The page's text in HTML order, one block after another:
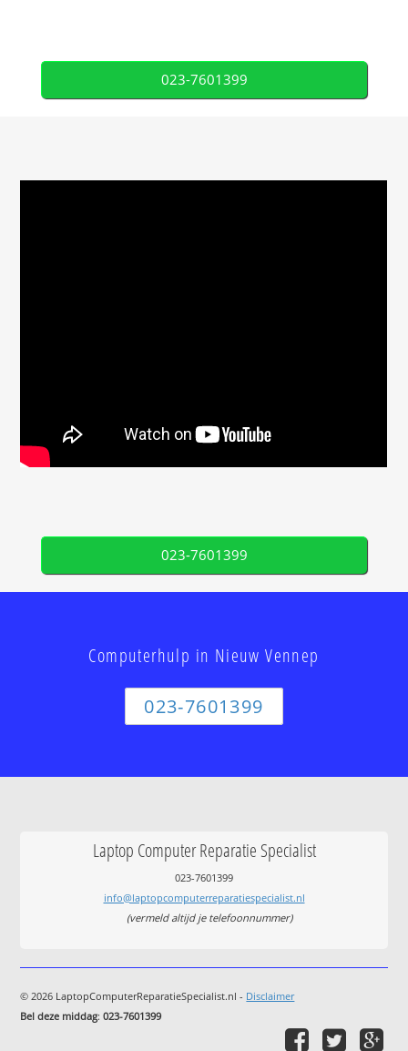
023-7601399
023-7601399
Computerhulp in Nieuw Vennep
023-7601399
Laptop Computer Reparatie Specialist
023-7601399
info@laptopcomputerreparatiespecialist.nl
(vermeld altijd je telefoonnummer)
© 2026 LaptopComputerReparatieSpecialist.nl - Disclaimer
Bel deze middag:023-7601399